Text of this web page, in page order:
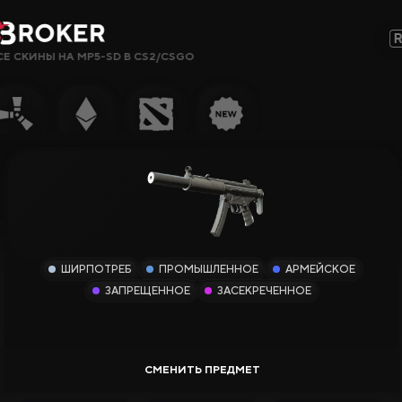
Сайты, Режимы, Бонусы или Ключевые Слова…
Гемблинг
СКИНЫ НА MP5-SD В CS2/CSGO
ШИРПОТРЕБ ПРОМЫШЛЕННОЕ
АРМЕЙСКОЕ
ЗАПРЕЩЕННОЕ
ЗАСЕКРЕЧЕННОЕ